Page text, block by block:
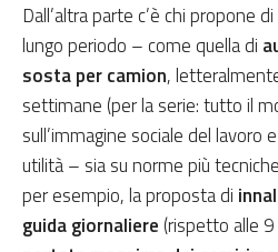
Dall’altra parte c’è chi propone
lungo periodo – come quella di
sosta per camion,
settimane (per la serie: tutto il
sull’immagine sociale del lavoro
utilità – sia su norme più
per esempio, la proposta di
guida giornaliere (rispetto alle